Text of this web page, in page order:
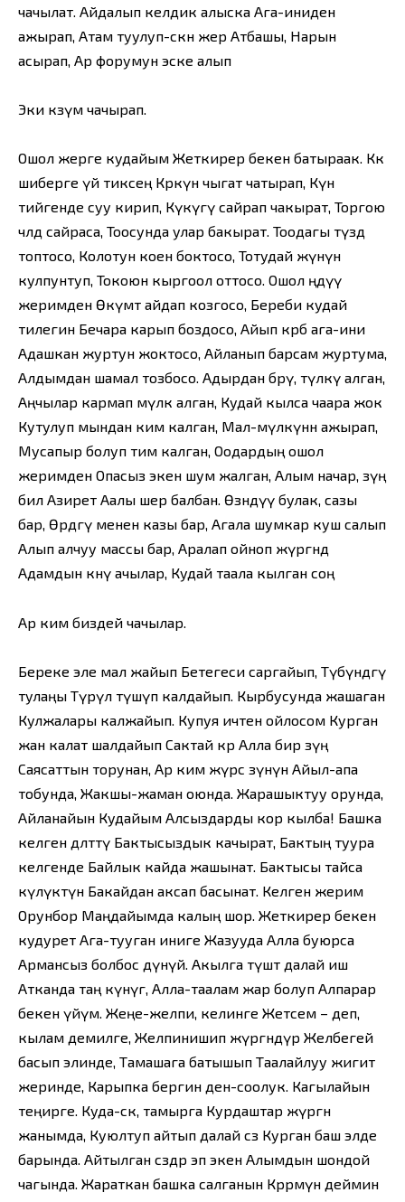
чачылат. Айдалып келдик алыска Ага-иниден
ажырап, Атам туулуп-өскөн жер Атбашы, Нарын
асырап, Ар форумун эске алып
Эки көзүм чачырап.
Ошол жерге кудайым Жеткирер бекен батыраак. Көк
шиберге үй тиксең Көркүнө чыгат чатырап, Күн
тийгенде суу кирип, Күкүгү сайрап чакырат, Торгою
чөлдө сайраса, Тоосунда улар бакырат. Тоодагы түздө
топтосо, Колотун коен боктосо, Тотудай жүнүн
кулпунтуп, Токоюн кыргоол оттосо. Ошол өңдүү
жеримден Өкүмөт айдап козгосо, Береби кудай
тилегин Бечара карып боздосо, Айып көрбө ага-ини
Адашкан журтун жоктосо, Айланып барсам журтума,
Алдымдан шамал тозбосо. Адырдан бөрү, түлкү алган,
Аңчылар кармап мүлк алган, Кудай кылса чаара жок
Кутулуп мындан ким калган, Мал-мүлкүнөн ажырап,
Мусапыр болуп тим калган, Оодардың ошол
жеримден Опасыз экен шум жалган, Алым начар, өзүң
бил Азирет Аалы шер балбан. Өзөндүү булак, сазы
бар, Өрдөгү менен казы бар, Агала шумкар куш салып
Алып алчуу массы бар, Аралап ойноп жүргөндө
Адамдын көөнү ачылар, Кудай таала кылган соң
Ар ким биздей чачылар.
Береке эле мал жайып Бетегеси саргайып, Түбүндөгү
тулаңы Түрүлө түшүп калдайып. Кырбусунда жашаган
Кулжалары калжайып. Купуя ичтен ойлосом Курган
жан калат шалдайып Сактай көр Алла бир өзүң
Саясаттын торунан, Ар ким жүрсө өзүнүн Айыл-апа
тобунда, Жакшы-жаман оюнда. Жарашыктуу орунда,
Айланайын Кудайым Алсыздарды кор кылба! Башка
келген дөөлөттү Бактысыздык качырат, Бактың туура
келгенде Байлык кайда жашынат. Бактысы тайса
күлүктүн Бакайдан аксап басынат. Келген жерим
Орунбор Маңдайымда калың шор. Жеткирер бекен
кудурет Ага-тууган иниге Жазууда Алла буюрса
Армансыз болбос дүнүйө. Акылга түшөт далай иш
Атканда таң күнүгө, Алла-таалам жар болуп Алпарар
бекен үйүмө. Жеңе-желпи, келинге Жетсем – деп,
кылам демилге, Желпинишип жүргөндүр Желбегей
басып элинде, Тамашага батышып Таалайлуу жигит
жеринде, Карыпка бергин ден-соолук. Кагылайын
теңирге. Куда-сөөк, тамырга Курдаштар жүргөн
жанымда, Куюлтуп айтып далай сөз Курган баш элде
барында. Айтылган сөздөр эп экен Алымдын шондой
чагында. Жараткан башка салганын Көрөрмүн деймин